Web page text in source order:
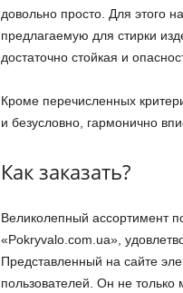
довольно просто. Для этого
предлагаемую для стирки
достаточно стойкая и
Кроме перечисленных
и безусловно, гармонично
Как заказать?
Великолепный ассортимент
«Pokryvalo.com.ua»,
Представленный на сайте
пользователей. Он не